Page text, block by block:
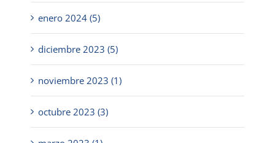
enero 2024 (5)
diciembre 2023 (5)
noviembre 2023 (1)
octubre 2023 (3)